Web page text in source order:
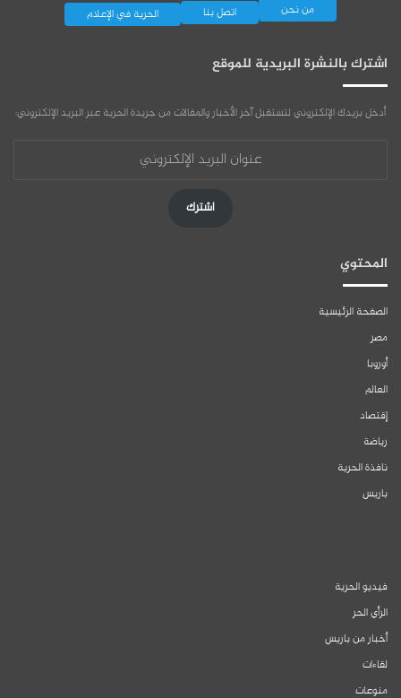
من نحن اتصل بنا الحرية في الإعلام
اشترك بالنشرة البريدية للموقع
أدخل بريدك الإلكتروني لتستقبل آخر الأخبار والمقالات من جريدة الحرية عبر البريد الإلكتروني:
اشترك
المحتوي
الصفحة الرئيسية
مصر
أوروبا
العالم
إقتصاد
رياضة
نافذة الحرية
باريس
فيديو الحرية
الرأي الحر
أخبار من باريس
لقاءات
منوعات